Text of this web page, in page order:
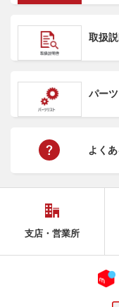
取扱
パー
よく
支店・営業所